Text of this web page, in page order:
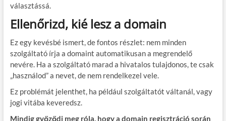
választássá.
Ellenőrizd, kié lesz a domain
Ez egy kevésbé ismert, de fontos részlet: nem minden
szolgáltató írja a domaint automatikusan a megrendelő
nevére. Ha a szolgáltató marad a hivatalos tulajdonos, te csak
„használod” a nevet, de nem rendelkezel vele.
Ez problémát jelenthet, ha például szolgáltatót váltanál, vagy
jogi vitába keveredsz.
Mindig győződj meg róla, hogy a domain regisztráció során